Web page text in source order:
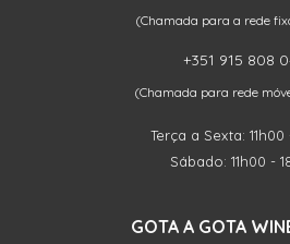
(Chamada para a rede
+351 915 808
(Chamada para rede
Terça a Sexta: 11h00
Sábado: 11h00 -
GOTA A GOTA